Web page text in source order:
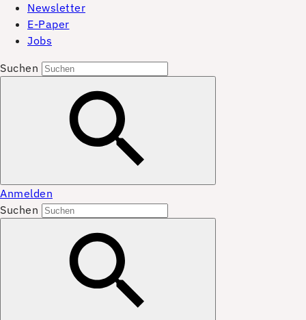
Newsletter
E-Paper
Jobs
Suchen
Anmelden
Suchen